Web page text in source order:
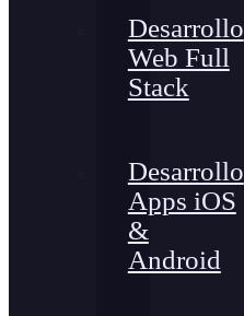
Desarrollo
Web Full
Stack
Desarrollo
Apps iOS
&
Android